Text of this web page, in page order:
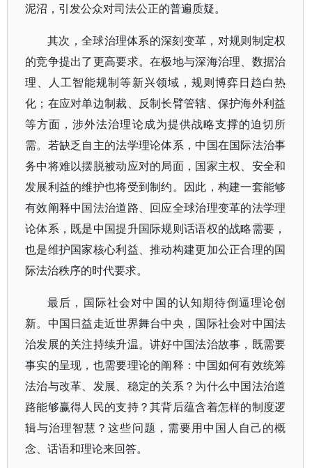
泥沼，引发公众对司法公正的普遍质疑。
其次，全球治理体系的深刻变革，对规则制定权
的竞争提出了更高要求。在极地与深海治理、数据治
理、人工智能规制等新兴领域，规则博弈日趋白热
化；在应对单边制裁、反制长臂管辖、保护海外利益
等方面，涉外法治理论成为提供战略支撑的迫切所
需。若缺乏自主的法学理论体系，中国在国际法治事
务中将难以摆脱被动应对的局面，国家主权、安全和
发展利益的维护也将受到制约。因此，构建一套能够
有效阐释中国法治道路、回应全球治理变革的法学理
论体系，既是中国提升国际规则话语权的战略需要，
也是维护国家核心利益、推动构建更加公正合理的国
际法治秩序的时代要求。
最后，国际社会对中国的认知期待倒逼理论创
新。中国日益走近世界舞台中央，国际社会对中国法
治发展的关注持续升温。讲好中国法治故事，既需要
事实的呈现，也需要理论的阐释：中国如何有效统筹
法治与改革、发展、稳定的关系？为什么中国法治道
路能够赢得人民的支持？其背后蕴含着怎样的制度逻
辑与治理智慧？这些问题，需要用中国人自己的概
念、话语和理论来回答。